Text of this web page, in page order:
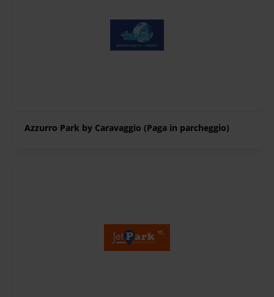
Azzurro Park by Caravaggio (Paga in parcheggio)